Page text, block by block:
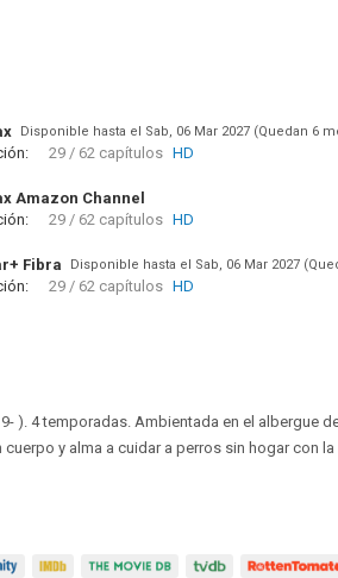
Disponible hasta el Sab, 06 Mar 2027 (Quedan 6
29 / 62 capítulos HD
Amazon Channel
29 / 62 capítulos HD
Fibra Disponible hasta el Sab, 06 Mar 2027
29 / 62 capítulos HD
). 4 temporadas. Ambientada en el albergue
y alma a cuidar a perros sin hogar con